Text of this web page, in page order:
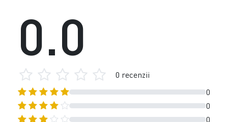
0
0
0
0.0
0 recenzii